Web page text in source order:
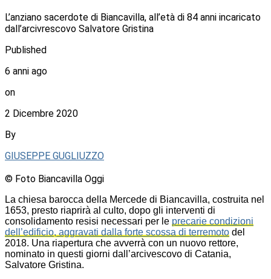
L’anziano sacerdote di Biancavilla, all’età di 84 anni incaricato
dall’arcivrescovo Salvatore Gristina
Published
6 anni ago
on
2 Dicembre 2020
By
GIUSEPPE GUGLIUZZO
© Foto Biancavilla Oggi
La chiesa barocca della Mercede di Biancavilla, costruita nel
1653, presto riaprirà al culto, dopo gli interventi di
consolidamento resisi necessari per le precarie condizioni
dell’edificio, aggravati dalla forte scossa di terremoto del
2018. Una riapertura che avverrà con un nuovo rettore,
nominato in questi giorni dall’arcivescovo di Catania,
Salvatore Gristina.